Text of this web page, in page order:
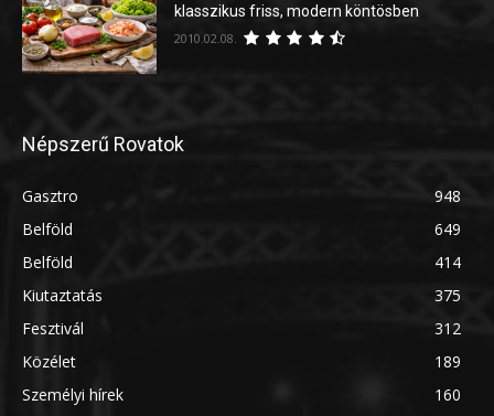
klasszikus friss, modern köntösben
2010.02.08.
Népszerű Rovatok
Gasztro
948
Belföld
649
Belföld
414
Kiutaztatás
375
Fesztivál
312
Közélet
189
Személyi hírek
160